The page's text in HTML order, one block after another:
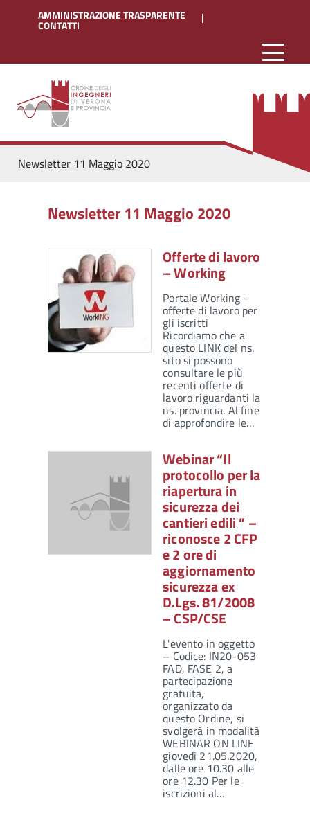
AMMINISTRAZIONE TRASPARENTE
CONTATTI
Newsletter 11 Maggio 2020
Newsletter 11 Maggio 2020
Offerte di lavoro
– Working
Portale Working -
offerte di lavoro per
gli iscritti
Ricordiamo che a
questo LINK del ns.
sito si possono
consultare le più
recenti offerte di
lavoro riguardanti la
ns. provincia. Al fine
di approfondire le…
Webinar “Il
protocollo per la
riapertura in
sicurezza dei
cantieri edili ” –
riconosce 2 CFP
e 2 ore di
aggiornamento
sicurezza ex
D.Lgs. 81/2008
– CSP/CSE
L'evento in oggetto
– Codice: IN20-053
FAD, FASE 2, a
partecipazione
gratuita,
organizzato da
questo Ordine, si
svolgerà in modalità
WEBINAR ON LINE
giovedì 21.05.2020,
dalle ore 10.30 alle
ore 12.30 Per le
iscrizioni al…